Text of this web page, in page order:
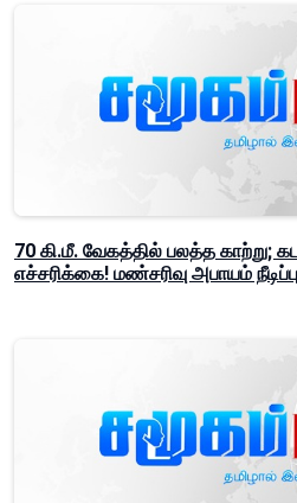
70 கி.மீ. வேகத்தில் பலத்த காற்று;
எச்சரிக்கை! மண்சரிவு அபாயம் நீடிப்பு